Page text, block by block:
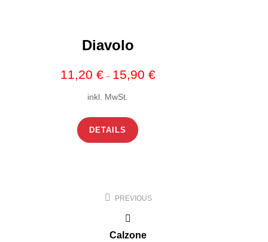
Diavolo
11,20 €– 15,90 €
inkl. MwSt.
DETAILS
Beitragsnavigation
PREVIOUS
Calzone